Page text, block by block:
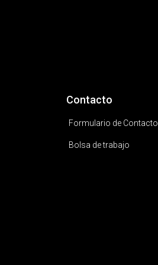
Contacto
Formulario de Contacto
Bolsa de trabajo